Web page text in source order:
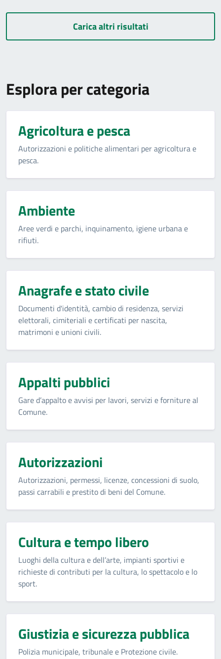
Carica altri risultati
Esplora per categoria
Agricoltura e pesca
Autorizzazioni e politiche alimentari per agricoltura e
pesca.
Ambiente
Aree verdi e parchi, inquinamento, igiene urbana e
rifiuti.
Anagrafe e stato civile
Documenti d'identità, cambio di residenza, servizi
elettorali, cimiteriali e certificati per nascita,
matrimoni e unioni civili.
Appalti pubblici
Gare d’appalto e avvisi per lavori, servizi e forniture al
Comune.
Autorizzazioni
Autorizzazioni, permessi, licenze, concessioni di suolo,
passi carrabili e prestito di beni del Comune.
Cultura e tempo libero
Luoghi della cultura e dell’arte, impianti sportivi e
richieste di contributi per la cultura, lo spettacolo e lo
sport.
Giustizia e sicurezza pubblica
Polizia municipale, tribunale e Protezione civile.